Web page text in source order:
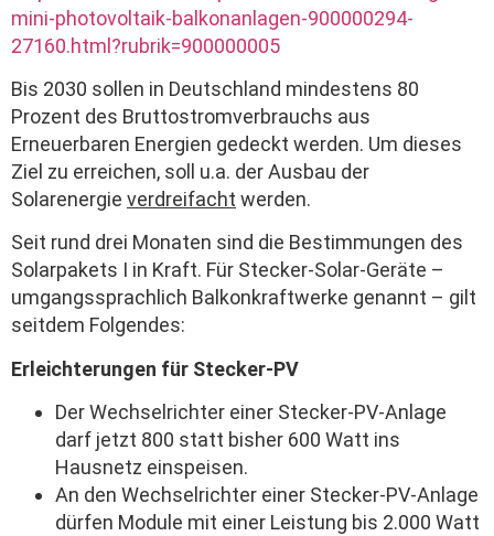
mini-photovoltaik-balkonanlagen-900000294-
27160.html?rubrik=900000005
Bis 2030 sollen in Deutschland mindestens 80
Prozent des Bruttostromverbrauchs aus
Erneuerbaren Energien gedeckt werden. Um dieses
Ziel zu erreichen, soll u.a. der Ausbau der
Solarenergie verdreifacht werden.
Seit rund drei Monaten sind die Bestimmungen des
Solarpakets I in Kraft. Für Stecker-Solar-Geräte –
umgangssprachlich Balkonkraftwerke genannt – gilt
seitdem Folgendes:
Erleichterungen für Stecker-PV
Der Wechselrichter einer Stecker-PV-Anlage
darf jetzt 800 statt bisher 600 Watt ins
Hausnetz einspeisen.
An den Wechselrichter einer Stecker-PV-Anlage
dürfen Module mit einer Leistung bis 2.000 Watt